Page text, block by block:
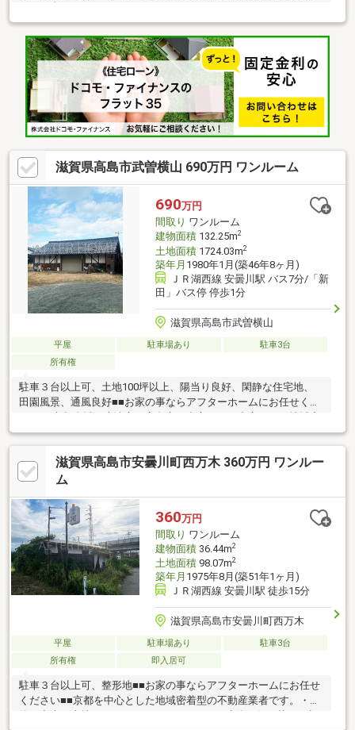
滋賀県高島市武曽横山 690万円 ワンルーム
690万円
間取り ワンルーム
建物面積132.25m2
土地面積1724.03m2
築年月 1980年1月(築46年8ヶ月)
ＪＲ湖西線 安曇川駅 バス7分/「新
田」バス停 停歩1分
滋賀県高島市武曽横山
平屋 駐車場あり
駐車3台
所有権
駐車３台以上可、土地100坪以上、陽当り良好、閑静な住宅地、
田園風景、通風良好■■お家の事ならアフターホームにお任せくだ
着型の不動産業者です。・新築・中古・土地・マンション・リフ
ォーム・建築・別荘・田畑・事業用地・店舗用地・住み替えの相
談など、お気軽にご相談下さい！！お家のことでお困りのことが
あれば、ぜひアフターホームへ！
滋賀県高島市安曇川町西万木 360万円 ワンルー
ム
360万円
間取り ワンルーム
建物面積36.44m2
土地面積98.07m2
築年月 1975年8月(築51年1ヶ月)
ＪＲ湖西線 安曇川駅 徒歩15分
滋賀県高島市安曇川町西万木
平屋 駐車場あり
駐車3台
所有権
即入居可
駐車３台以上可、整形地■■お家の事ならアフターホームにお任せ
ください■■京都を中心とした地域密着型の不動産業者です。・新